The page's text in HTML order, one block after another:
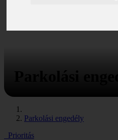
Parkolási engedély
Prioritás